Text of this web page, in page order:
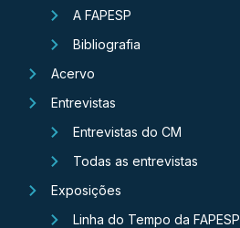
A FAPESP
Bibliografia
Acervo
Entrevistas
Entrevistas do CM
Todas as entrevistas
Exposições
Linha do Tempo da FAPESP